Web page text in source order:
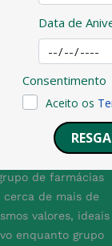
ADICIONAR
de farmácias
de mais de
valores, ideais
enquanto grupo